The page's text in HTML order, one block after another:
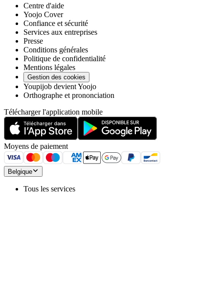
Centre d'aide
Yoojo Cover
Confiance et sécurité
Services aux entreprises
Presse
Conditions générales
Politique de confidentialité
Mentions légales
Gestion des cookies
Youpijob devient Yoojo
Orthographe et prononciation
Télécharger l'application mobile
Moyens de paiement
Belgique
Tous les services